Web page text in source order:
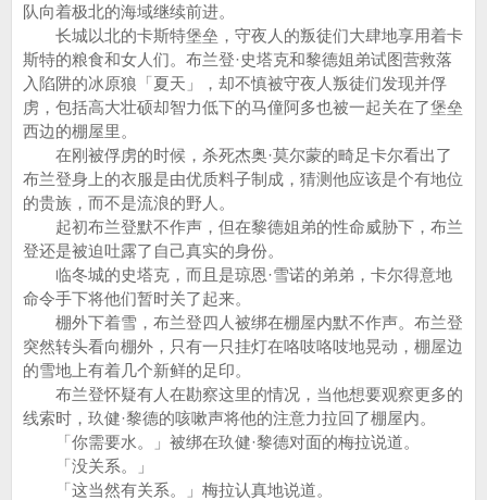
队向着极北的海域继续前进。
长城以北的卡斯特堡垒，守夜人的叛徒们大肆地享用着卡
斯特的粮食和女人们。布兰登·史塔克和黎德姐弟试图营救落
入陷阱的冰原狼「夏天」，却不慎被守夜人叛徒们发现并俘
虏，包括高大壮硕却智力低下的马僮阿多也被一起关在了堡垒
西边的棚屋里。
在刚被俘虏的时候，杀死杰奥·莫尔蒙的畸足卡尔看出了
布兰登身上的衣服是由优质料子制成，猜测他应该是个有地位
的贵族，而不是流浪的野人。
起初布兰登默不作声，但在黎德姐弟的性命威胁下，布兰
登还是被迫吐露了自己真实的身份。
临冬城的史塔克，而且是琼恩·雪诺的弟弟，卡尔得意地
命令手下将他们暂时关了起来。
棚外下着雪，布兰登四人被绑在棚屋内默不作声。布兰登
突然转头看向棚外，只有一只挂灯在咯吱咯吱地晃动，棚屋边
的雪地上有着几个新鲜的足印。
布兰登怀疑有人在勘察这里的情况，当他想要观察更多的
线索时，玖健·黎德的咳嗽声将他的注意力拉回了棚屋内。
「你需要水。」被绑在玖健·黎德对面的梅拉说道。
「没关系。」
「这当然有关系。」梅拉认真地说道。